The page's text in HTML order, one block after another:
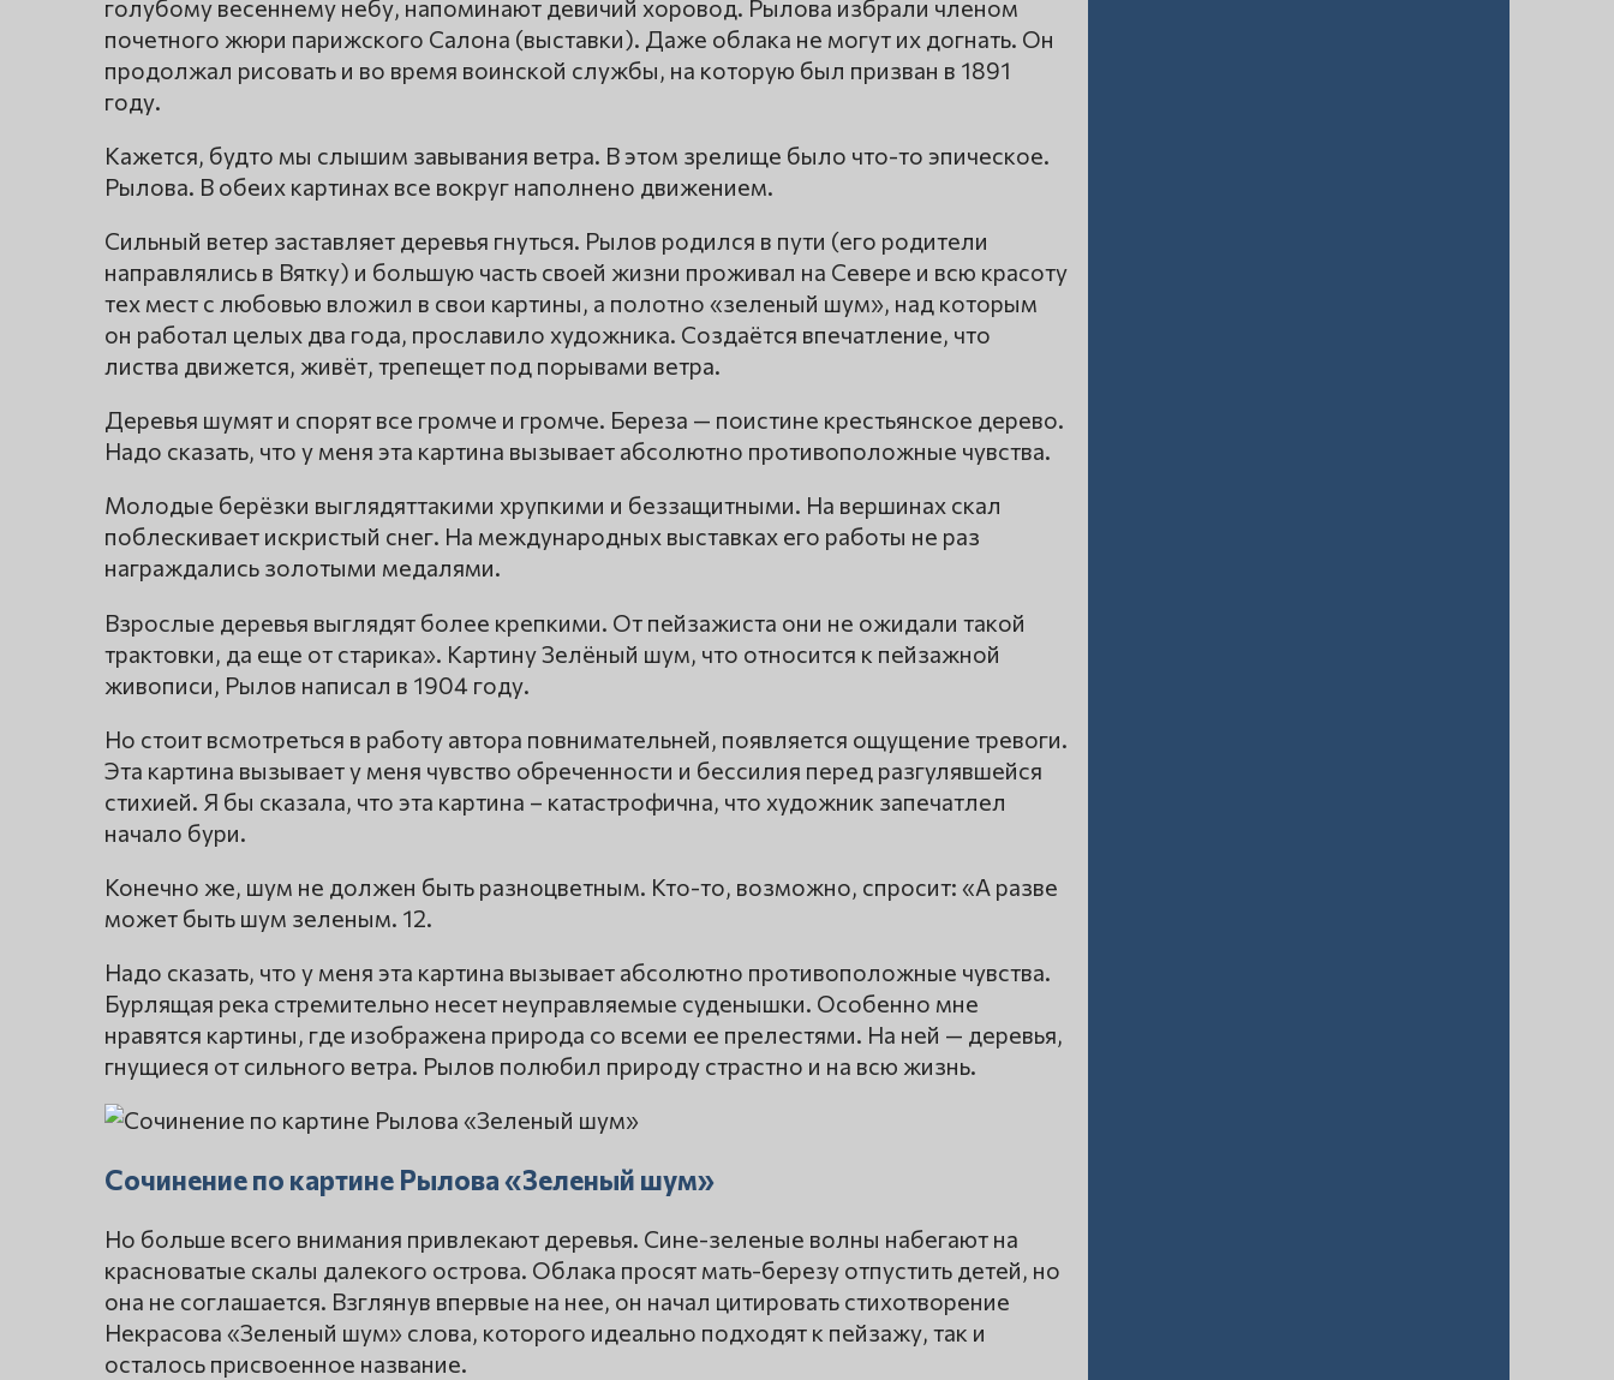
голубому весеннему небу, напоминают девичий хоровод. Рылова избрали членом
почетного жюри парижского Салона (выставки). Даже облака не могут их догнать. Он
продолжал рисовать и во время воинской службы, на которую был призван в 1891
году.
Кажется, будто мы слышим завывания ветра. В этом зрелище было что-то эпическое.
Рылова. В обеих картинах все вокруг наполнено движением.
Сильный ветер заставляет деревья гнуться. Рылов родился в пути (его родители
направлялись в Вятку) и большую часть своей жизни проживал на Севере и всю красоту
тех мест с любовью вложил в свои картины, а полотно «зеленый шум», над которым
он работал целых два года, прославило художника. Создаётся впечатление, что
листва движется, живёт, трепещет под порывами ветра.
Деревья шумят и спорят все громче и громче. Береза — поистине крестьянское дерево.
Надо сказать, что у меня эта картина вызывает абсолютно противоположные чувства.
Молодые берёзки выглядяттакими хрупкими и беззащитными. На вершинах скал
поблескивает искристый снег. На международных выставках его работы не раз
награждались золотыми медалями.
Взрослые деревья выглядят более крепкими. От пейзажиста они не ожидали такой
трактовки, да еще от старика». Картину Зелёный шум, что относится к пейзажной
живописи, Рылов написал в 1904 году.
Но стоит всмотреться в работу автора повнимательней, появляется ощущение тревоги.
Эта картина вызывает у меня чувство обреченности и бессилия перед разгулявшейся
стихией. Я бы сказала, что эта картина – катастрофична, что художник запечатлел
начало бури.
Конечно же, шум не должен быть разноцветным. Кто-то, возможно, спросит: «А разве
может быть шум зеленым. 12.
Надо сказать, что у меня эта картина вызывает абсолютно противоположные чувства.
Бурлящая река стремительно несет неуправляемые суденышки. Особенно мне
нравятся картины, где изображена природа со всеми ее прелестями. На ней — деревья,
гнущиеся от сильного ветра. Рылов полюбил природу страстно и на всю жизнь.
Сочинение по картине Рылова «Зеленый шум»
Но больше всего внимания привлекают деревья. Сине-зеленые волны набегают на
красноватые скалы далекого острова. Облака просят мать-березу отпустить детей, но
она не соглашается. Взглянув впервые на нее, он начал цитировать стихотворение
Некрасова «Зеленый шум» слова, которого идеально подходят к пейзажу, так и
осталось присвоенное название.